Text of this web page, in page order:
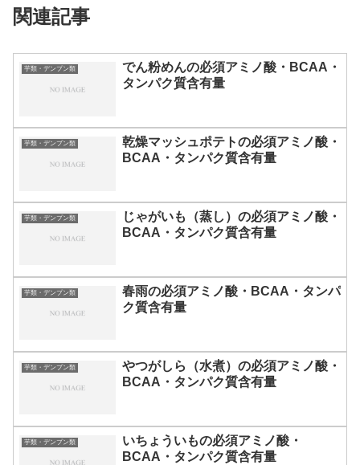
関連記事
芋類・デンプン類
でん粉めんの必須アミノ酸・BCAA・
タンパク質含有量
芋類・デンプン類
乾燥マッシュポテトの必須アミノ酸・
BCAA・タンパク質含有量
芋類・デンプン類
じゃがいも（蒸し）の必須アミノ酸・
BCAA・タンパク質含有量
芋類・デンプン類
春雨の必須アミノ酸・BCAA・タンパ
ク質含有量
芋類・デンプン類
やつがしら（水煮）の必須アミノ酸・
BCAA・タンパク質含有量
芋類・デンプン類
いちょういもの必須アミノ酸・
BCAA・タンパク質含有量